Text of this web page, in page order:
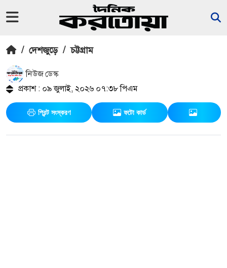
/ দেশজুড়ে / চট্টগ্রাম
নিউজ ডেস্ক
প্রকাশ : ০৯ জুলাই, ২০২৬ ০৭:৩৮ পিএম
প্রিন্ট সংস্করণ ফটো কার্ড